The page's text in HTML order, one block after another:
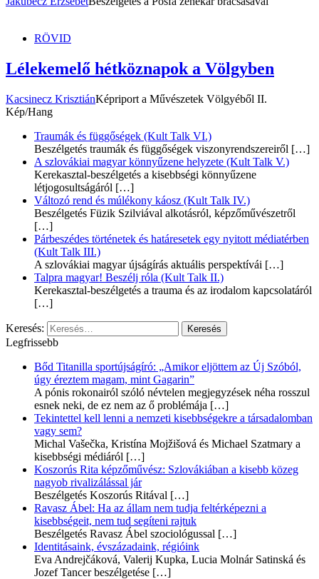
RÖVID
Lélekemelő hétköznapok a Völgyben
Kacsinecz KrisztiánKépriport a Művészetek Völgyéből II.
Kép/Hang
Traumák és függőségek (Kult Talk VI.)
Beszélgetés traumák és függőségek viszonyrendszereiről […]
A szlovákiai magyar könnyűzene helyzete (Kult Talk V.)
Kerekasztal-beszélgetés a kisebbségi könnyűzene
létjogosultságáról […]
Változó rend és múlékony káosz (Kult Talk IV.)
Beszélgetés Füzik Szilviával alkotásról, képzőművészetről
[…]
Párbeszédes történetek és határesetek egy nyitott médiatérben
(Kult Talk III.)
A szlovákiai magyar újságírás aktuális perspektívái […]
Talpra magyar! Beszélj róla (Kult Talk II.)
Kerekasztal-beszélgetés a trauma és az irodalom kapcsolatáról
[…]
Keresés:
Legfrissebb
Bőd Titanilla sportújságíró: „Amikor eljöttem az Új Szóból,
úgy éreztem magam, mint Gagarin”
A pónis rokonairól szóló névtelen megjegyzések néha rosszul
esnek neki, de ez nem az ő problémája […]
Tekintettel kell lenni a nemzeti kisebbségekre a társadalomban
vagy sem?
Michal Vašečka, Kristína Mojžišová és Michael Szatmary a
kisebbségi médiáról […]
Koszorús Rita képzőművész: Szlovákiában a kisebb közeg
nagyob rivalizálással jár
Beszélgetés Koszorús Ritával […]
Ravasz Ábel: Ha az állam nem tudja feltérképezni a
kisebbségeit, nem tud segíteni rajtuk
Beszélgetés Ravasz Ábel szociológussal […]
Identitásaink, évszázadaink, régióink
Eva Andrejčáková, Valerij Kupka, Lucia Molnár Satinská és
Jozef Tancer beszélgetése […]